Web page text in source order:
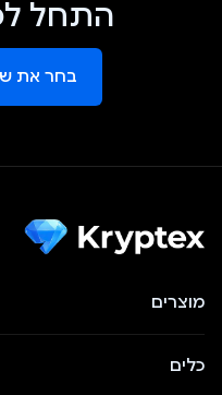
התחל
בחר את
מוצרים
כלים